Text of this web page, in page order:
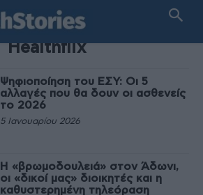
TAG
Healthflix
Ψηφιοποίηση του ΕΣΥ: Οι 5
αλλαγές που θα δουν οι ασθενείς
το 2026
5 Ιανουαρίου 2026
Η «βρωμοδουλειά» στον Άδωνι,
οι «δικοί μας» διοικητές και η
καθυστερημένη τηλεόραση